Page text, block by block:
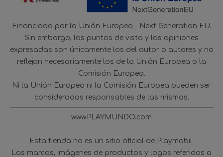
Financiado por la Unión Europea - Next Generation EU.
Sin embargo, los puntos de vista y las opiniones
expresadas son únicamente los del autor o autores y no
reflejan necesariamente los de la Unión Europea o la
Comisión Europea.
Ni la Unión Europea ni la Comisión Europea pueden ser
consideradas responsables de las mismas.
www.PLAYMUNDO.com
Esta tienda no es un sitio oficial de Playmobil.
Las marcas, imágenes de productos y logos referidos a